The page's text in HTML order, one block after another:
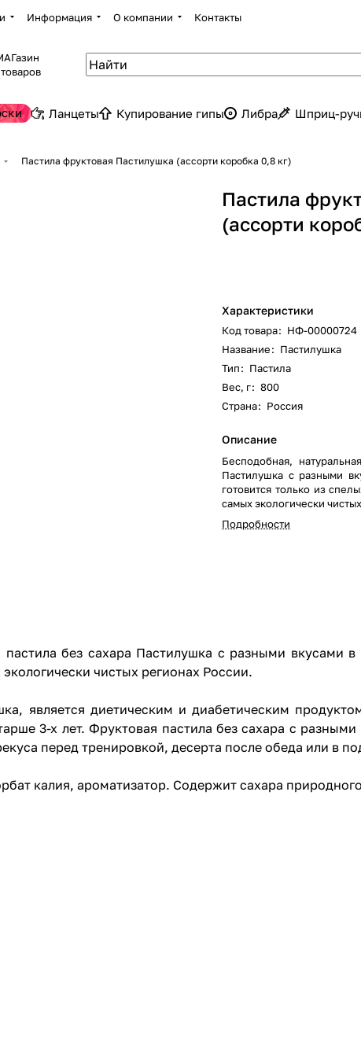
Информация О компании Контакты
Ланцеты Купирование гипы Либра Шприц-
Пастила фруктовая Пастилушка (ассорти коробка 0,8 кг)
Пастила
(ассорти
Характеристики
Код товара: НФ-00000724
Название: Пастилушка
Тип: Пастила
Вес, г: 800
Страна: Россия
Описание
Бесподобная,
Пастилушка с разными
готовится только из
самых экологически
Подробности
без сахара Пастилушка с разными вкусами
чистых регионах России.
является диетическим и диабетическим
3-х лет. Фруктовая пастила без сахара с
перед тренировкой, десерта после обеда или в
калия, ароматизатор. Содержит сахара